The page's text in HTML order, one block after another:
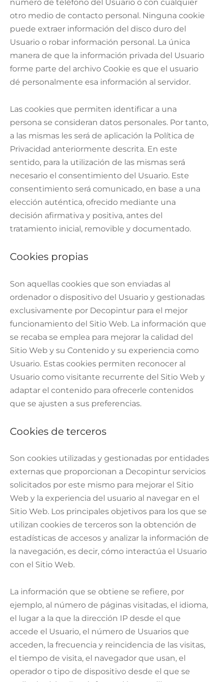
número de teléfono del Usuario o con cualquier
otro medio de contacto personal. Ninguna cookie
puede extraer información del disco duro del
Usuario o robar información personal. La única
manera de que la información privada del Usuario
forme parte del archivo Cookie es que el usuario
dé personalmente esa información al servidor.
Las cookies que permiten identificar a una
persona se consideran datos personales. Por tanto,
a las mismas les será de aplicación la Política de
Privacidad anteriormente descrita. En este
sentido, para la utilización de las mismas será
necesario el consentimiento del Usuario. Este
consentimiento será comunicado, en base a una
elección auténtica, ofrecido mediante una
decisión afirmativa y positiva, antes del
tratamiento inicial, removible y documentado.
Cookies propias
Son aquellas cookies que son enviadas al
ordenador o dispositivo del Usuario y gestionadas
exclusivamente por Decopintur para el mejor
funcionamiento del Sitio Web. La información que
se recaba se emplea para mejorar la calidad del
Sitio Web y su Contenido y su experiencia como
Usuario. Estas cookies permiten reconocer al
Usuario como visitante recurrente del Sitio Web y
adaptar el contenido para ofrecerle contenidos
que se ajusten a sus preferencias.
Cookies de terceros
Son cookies utilizadas y gestionadas por entidades
externas que proporcionan a Decopintur servicios
solicitados por este mismo para mejorar el Sitio
Web y la experiencia del usuario al navegar en el
Sitio Web. Los principales objetivos para los que se
utilizan cookies de terceros son la obtención de
estadísticas de accesos y analizar la información de
la navegación, es decir, cómo interactúa el Usuario
con el Sitio Web.
La información que se obtiene se refiere, por
ejemplo, al número de páginas visitadas, el idioma,
el lugar a la que la dirección IP desde el que
accede el Usuario, el número de Usuarios que
acceden, la frecuencia y reincidencia de las visitas,
el tiempo de visita, el navegador que usan, el
operador o tipo de dispositivo desde el que se